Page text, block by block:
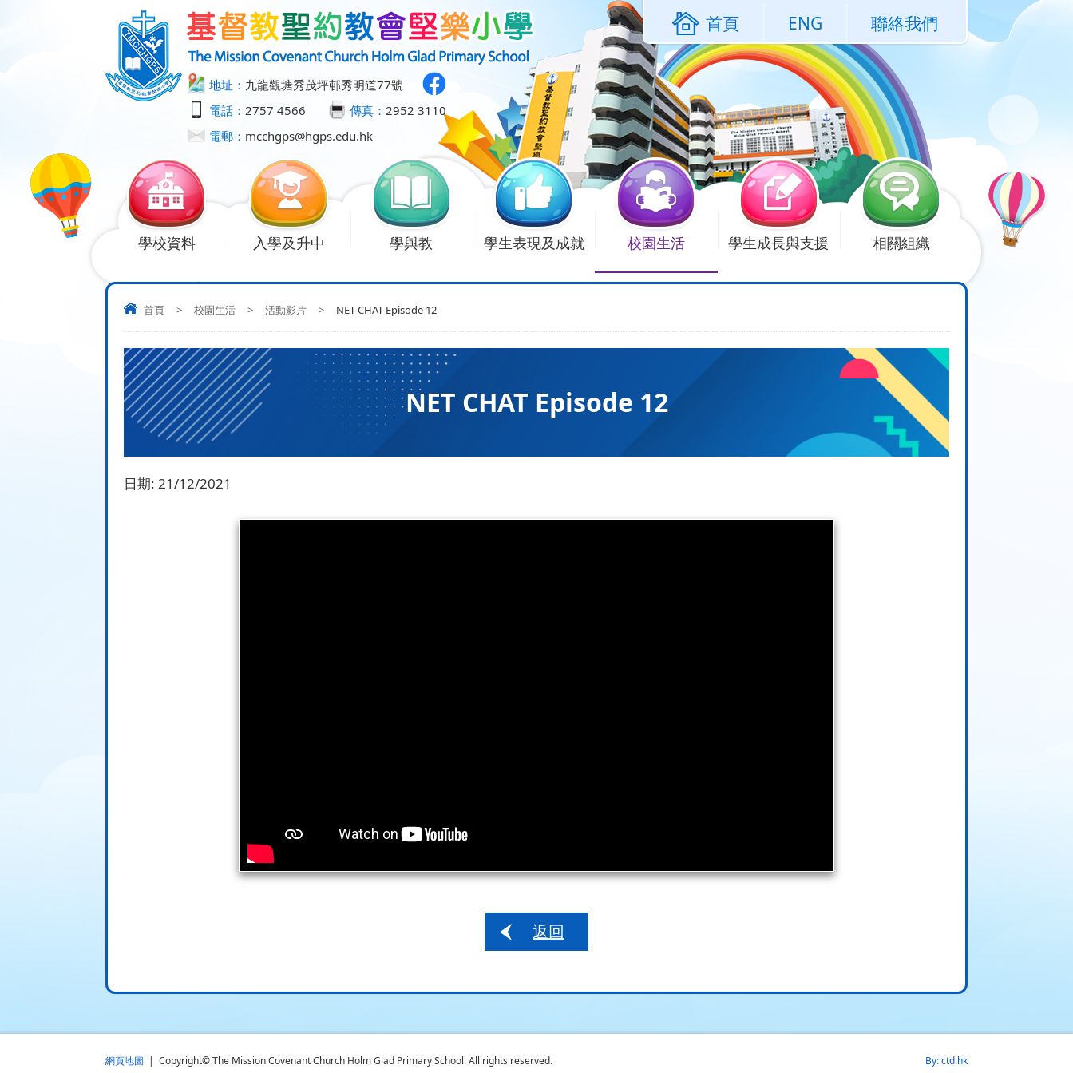
地址： 九龍觀塘秀茂坪邨秀明道77號
電話： 2757 4566 傳真： 2952 3110
電郵： mcchgps@hgps.edu.hk
首頁 ENG 聯絡我們
學校資料 入學及升中 學與教 學生表現及成就 校園生活 學生成長與支援 相關組織
首頁 > 校園生活 > 活動影片 > NET CHAT Episode 12
NET CHAT Episode 12
日期: 21/12/2021
返回
網頁地圖 | Copyright© The Mission Covenant Church Holm Glad Primary School. All rights reserved. By: ctd.hk